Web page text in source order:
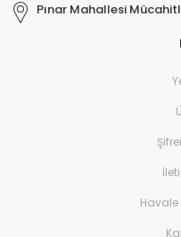
Pınar Mahallesi